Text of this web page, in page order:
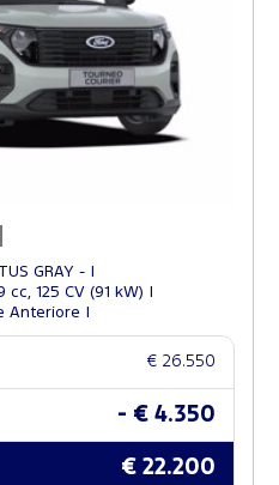
GRAY -
cc, 125 CV (91 kW)
Anteriore
€ 26.550
- € 4.350
€ 22.200